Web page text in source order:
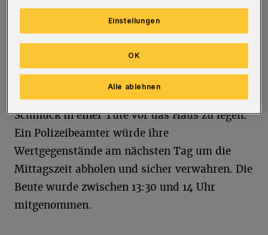
erzählte der Frau von angeblich
stattgefundenen Raubdelikte in der
Nachbarschaft.
Zum vermeintlichen Schutz forderte der
Betrüger die 78-Jährigen auf, Bargeld und
Schmuck in einer Tüte vor das Haus zu legen.
Ein Polizeibeamter würde ihre
Wertgegenstände am nächsten Tag um die
Mittagszeit abholen und sicher verwahren. Die
Beute wurde zwischen 13:30 und 14 Uhr
mitgenommen.
Einstellungen
Alle ablehnen
OK